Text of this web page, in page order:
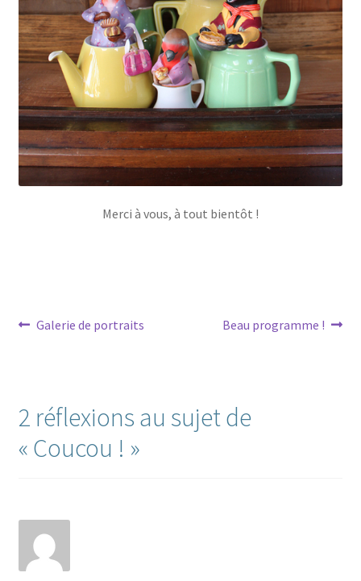
Merci à vous, à tout bientôt !
Navigation
Article
Galerie de portraits
Article
Beau programme !
2 réflexions au sujet de
« Coucou ! »